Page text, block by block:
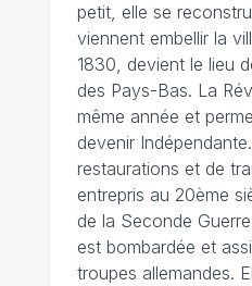
petit, elle se
viennent embellir la
1830, devient le lieu
des Pays-Bas. La
même année et
devenir
restaurations et de
entrepris au 20ème
de la Seconde
est bombardée et
troupes allemandes.